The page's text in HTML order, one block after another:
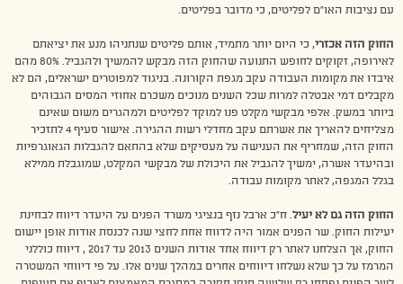
עם נציבות האו”ם לפליטים, כי מדובר בפליטים.
החוק הזה אכזרי, כי היום יותר מתמיד, אותם פליטים שנתניהו מנע את יציאתם
לאירופה, זקוקים לחופש התנועה שהחוק הזה מבקש להמשיך ולהגביל. 80% מהם
איבדו את מקומות העבודה עקב מגפת הקורונה. בניגוד למפוטרים ישראלים, הם לא
מקבלים דמי אבטלה למרות שכל השנים מנוכים משכרם אחוזי המסים הגבוהים
ביותר במשק. אלפי מבקשי מקלט פנו למוקד לפליטים ולמהגרים משום שאינם
מצליחים להאריך את אשרתם עקב מחדלי רשות ההגירה. אישור סעיף 4 לתזכיר
החוק הזה, שמחריף את הענישה על מעסיקים שלא בהתאם להגבלות הגאוגרפיות
ובהיעדר אשרה, ימשיך להגביל את היכולת של מבקשי המקלט, שמוגבלת ממילא
בגלל המגפה, לאתר מקומות עבודה.
החוק הזה גם לא יעיל. ח”כ ארבל נזף בנציגי משרד הפנים על היעדר דיווח לבחינת
יעילות החוק. שר הפנים אמור היה לדווח אחת לחצי שנה לכנסת אודות אופן יישום
החוק, אך הצלחנו לאתר רק דיווח אחד אודות השנים 2013 עד 2017 , דיווח כוללני
המרמז על כך שלא נשלחו דיווחים אחרים במהלך שנים אלו. על פי דיווחי המשטרה